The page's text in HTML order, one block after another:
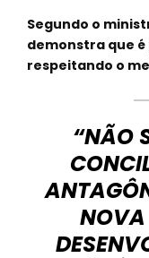
Segundo o
demonstra que
respeitando o
“NÃO
NOVA